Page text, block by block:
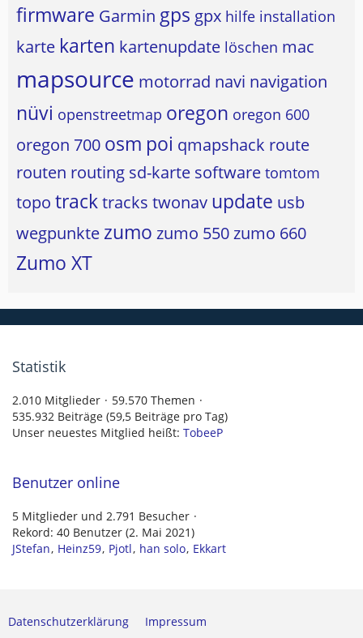
firmware Garmin gps gpx hilfe installation
karte karten kartenupdate löschen mac
mapsource motorrad navi navigation
nüvi openstreetmap oregon oregon 600
oregon 700 osm poi qmapshack route
routen routing sd-karte software tomtom
topo tracktracks twonav update usb
wegpunkte zumo zumo 550zumo 660
Zumo XT
Statistik
2.010 Mitglieder
59.570 Themen
535.932 Beiträge (59,5 Beiträge pro Tag)
Unser neuestes Mitglied heißt: TobeeP
Benutzer online
5 Mitglieder und 2.791 Besucher
Rekord: 40 Benutzer (2. Mai 2021)
JStefan Heinz59 Pjotl han solo Ekkart
Datenschutzerklärung Impressum